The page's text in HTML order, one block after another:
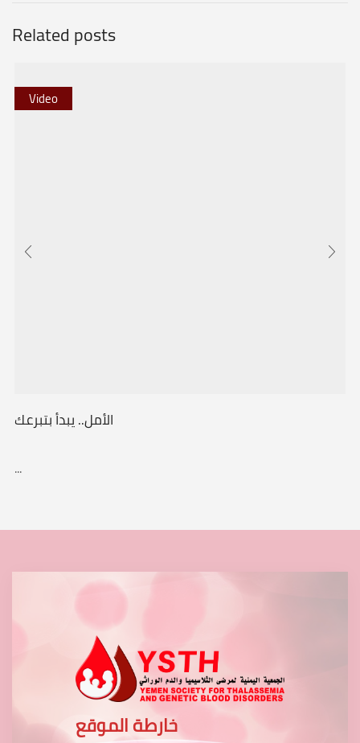
Related posts
Video
الأمل.. يبدأ بتبرعك
...
خارطة الموقع